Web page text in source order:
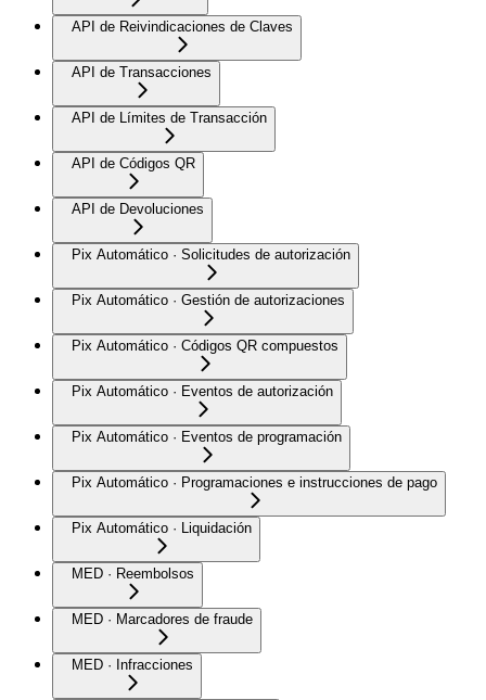
API de Reivindicaciones de Claves
API de Transacciones
API de Límites de Transacción
API de Códigos QR
API de Devoluciones
Pix Automático · Solicitudes de autorización
Pix Automático · Gestión de autorizaciones
Pix Automático · Códigos QR compuestos
Pix Automático · Eventos de autorización
Pix Automático · Eventos de programación
Pix Automático · Programaciones e instrucciones de pago
Pix Automático · Liquidación
MED · Reembolsos
MED · Marcadores de fraude
MED · Infracciones